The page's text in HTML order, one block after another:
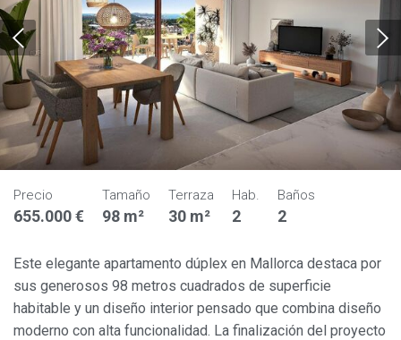
Precio
655.000 €
Tamaño
98 m²
Terraza
30 m²
Hab.
2
Baños
2
Este elegante apartamento dúplex en Mallorca destaca por
sus generosos 98 metros cuadrados de superficie
habitable y un diseño interior pensado que combina diseño
moderno con alta funcionalidad. La finalización del proyecto